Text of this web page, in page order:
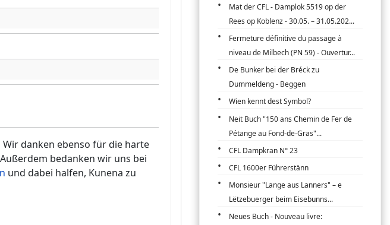
danken ebenso für die harte
bedanken wir uns bei
und dabei halfen, Kunena zu
Mat der CFL - Damplok 5519 op der
Rees op Koblenz - 30.05. – 31.05.202...
Fermeture définitive du passage à
niveau de Milbech (PN 59) - Ouvertur...
De Bunker bei der Bréck zu
Dummeldeng - Beggen
Wien kennt dest Symbol?
Neit Buch "150 ans Chemin de Fer de
Pétange au Fond-de-Gras"...
CFL Dampkran N° 23
CFL 1600er Führerstänn
Monsieur "Lange aus Lanners" – e
Lëtzebuerger beim Eisebunns...
Neues Buch - Nouveau livre: